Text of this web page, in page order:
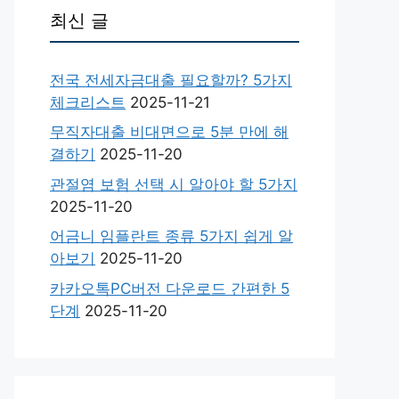
최신 글
전국 전세자금대출 필요할까? 5가지
체크리스트 2025-11-21
무직자대출 비대면으로 5분 만에 해
결하기 2025-11-20
관절염 보험 선택 시 알아야 할 5가지
2025-11-20
어금니 임플란트 종류 5가지 쉽게 알
아보기 2025-11-20
카카오톡PC버전 다운로드 간편한 5
단계 2025-11-20